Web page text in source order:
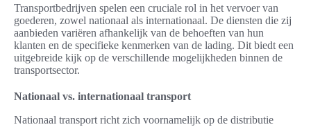
Transportbedrijven spelen een cruciale rol in het vervoer van
goederen, zowel nationaal als internationaal. De diensten die zij
aanbieden variëren afhankelijk van de behoeften van hun
klanten en de specifieke kenmerken van de lading. Dit biedt een
uitgebreide kijk op de verschillende mogelijkheden binnen de
transportsector.
Nationaal vs. internationaal transport
Nationaal transport richt zich voornamelijk op de distributie